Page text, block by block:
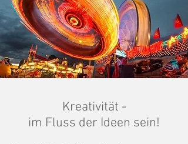
Kreativität -
im Fluss der Ideen sein!